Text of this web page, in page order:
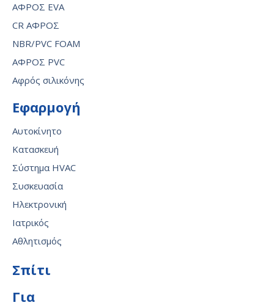
ΑΦΡΟΣ EVA
CR ΑΦΡΟΣ
NBR/PVC FOAM
ΑΦΡΟΣ PVC
Αφρός σιλικόνης
Εφαρμογή
Αυτοκίνητο
Κατασκευή
Σύστημα HVAC
Συσκευασία
Ηλεκτρονική
Ιατρικός
Αθλητισμός
Σπίτι
Για